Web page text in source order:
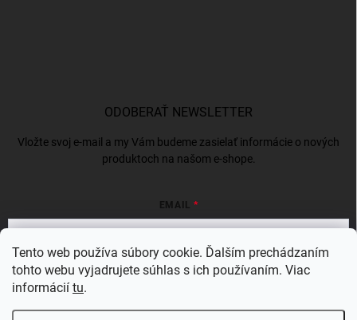
Tento web používa súbory cookie. Ďalším prechádzaním
tohto webu vyjadrujete súhlas s ich používaním. Viac
informácií tu.
ODOBERAŤ NEWSLETTER
Vložte svoj e-mail a my Vám budeme zasielať informácie o nových
produktoch na našom e-shope.
EMAIL
Vložením e-mailu súhlasíte s
Prihlásiť sa